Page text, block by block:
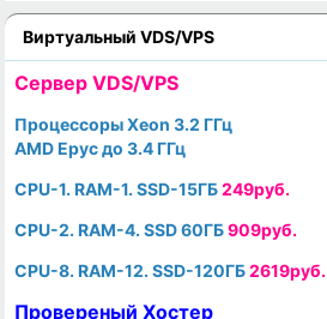
Виртуальный VDS/VPS
Cервер VDS/VPS
Процессоры Xeon 3.2 ГГц
AMD Epyc до 3.4 ГГц
CPU-1. RAM-1. SSD-15ГБ249руб.
CPU-2. RAM-4. SSD 60ГБ909руб.
CPU-8. RAM-12. SSD-120ГБ2619руб.
Провереный Хостер